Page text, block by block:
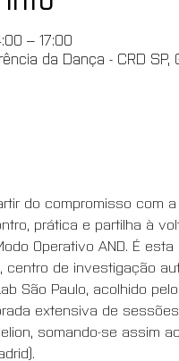
– 17:00
da Dança - CRD
do compromisso
prática e partilha à
Operativo AND. É
centro de investigação
São Paulo, acolhido
extensiva de
somando-se assim